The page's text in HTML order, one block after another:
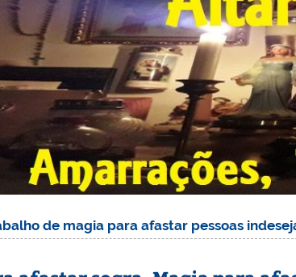
de magia para afastar pessoas